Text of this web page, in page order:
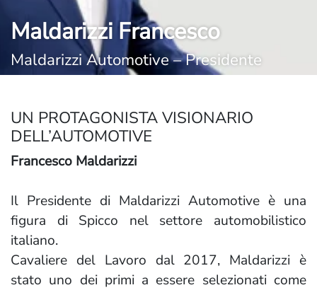
Maldarizzi Francesco
Maldarizzi Automotive – Presidente
UN PROTAGONISTA VISIONARIO
DELL’AUTOMOTIVE
Francesco Maldarizzi
Il Presidente di Maldarizzi Automotive è una
figura di Spicco nel settore automobilistico
italiano.
Cavaliere del Lavoro dal 2017, Maldarizzi è
stato uno dei primi a essere selezionati come